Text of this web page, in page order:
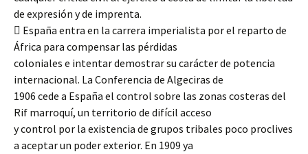
de expresión y de imprenta.
 España entra en la carrera imperialista por el reparto de
África para compensar las pérdidas
coloniales e intentar demostrar su carácter de potencia
internacional. La Conferencia de Algeciras de
1906 cede a España el control sobre las zonas costeras del
Rif marroquí, un territorio de difícil acceso
y control por la existencia de grupos tribales poco proclives
a aceptar un poder exterior. En 1909 ya